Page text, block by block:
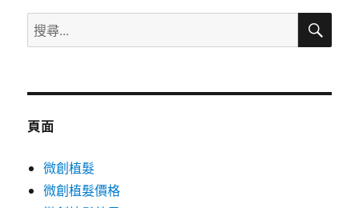
搜
尋
鍵
搜
頁面
微創植髮
微創植髮價格